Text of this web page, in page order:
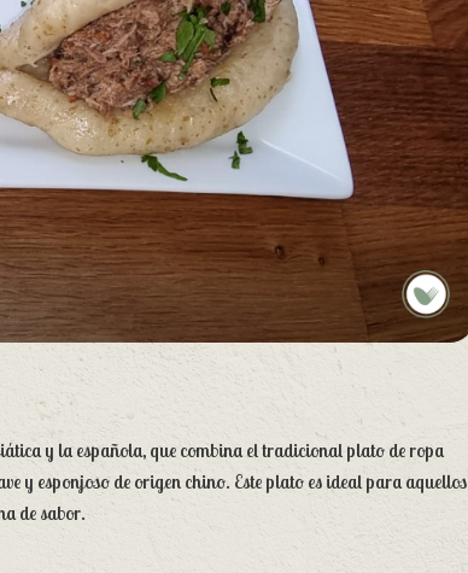
y la española, que combina el tradicional plato de ropa
y esponjoso de origen chino. Este plato es ideal para aquellos
de sabor.